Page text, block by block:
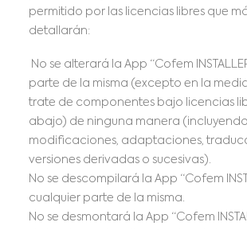
permitido por las licencias libres que
detallarán:
No se alterará la App “Cofem
parte de la misma (excepto en la
trate de componentes bajo licencias
abajo) de ninguna manera
modificaciones, adaptaciones,
versiones derivadas o sucesivas).
No se descompilará la App “Cofem
cualquier parte de la misma.
No se desmontará la App “Cofem